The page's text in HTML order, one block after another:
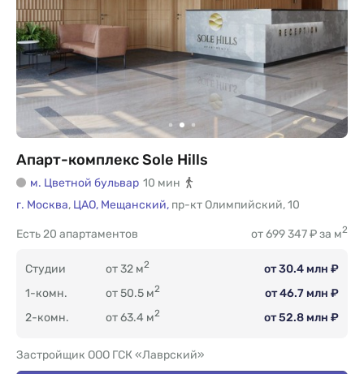
Апарт-комплекс Sole Hills
м. Цветной бульвар 10 мин
г. Москва, ЦАО, Мещанский, пр-кт Олимпийский,10
20 апартаментов
Есть от 699 347 ₽ за м2
Студии от 32 м2
от 30.4 млн ₽
1-комн.
от 50.5 м2
от 46.7 млн ₽
2-комн.
от 63.4 м2 от 52.8 млн ₽
Застройщик ООО ГСК «Лаврский»